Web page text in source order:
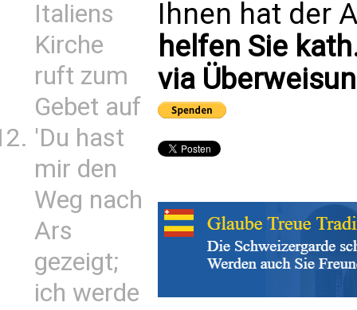
Italiens
Kirche
ruft zum
Gebet auf
'Du hast
mir den
Weg nach
Ars
gezeigt;
ich werde
Ihnen hat der
helfen Sie
via